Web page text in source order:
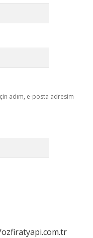
adım, e-posta adresim